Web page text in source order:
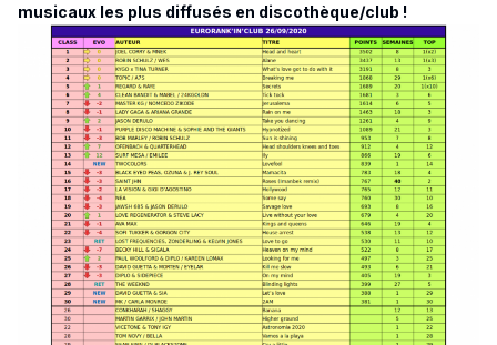
musicaux les plus diffusés en discothèque/club !